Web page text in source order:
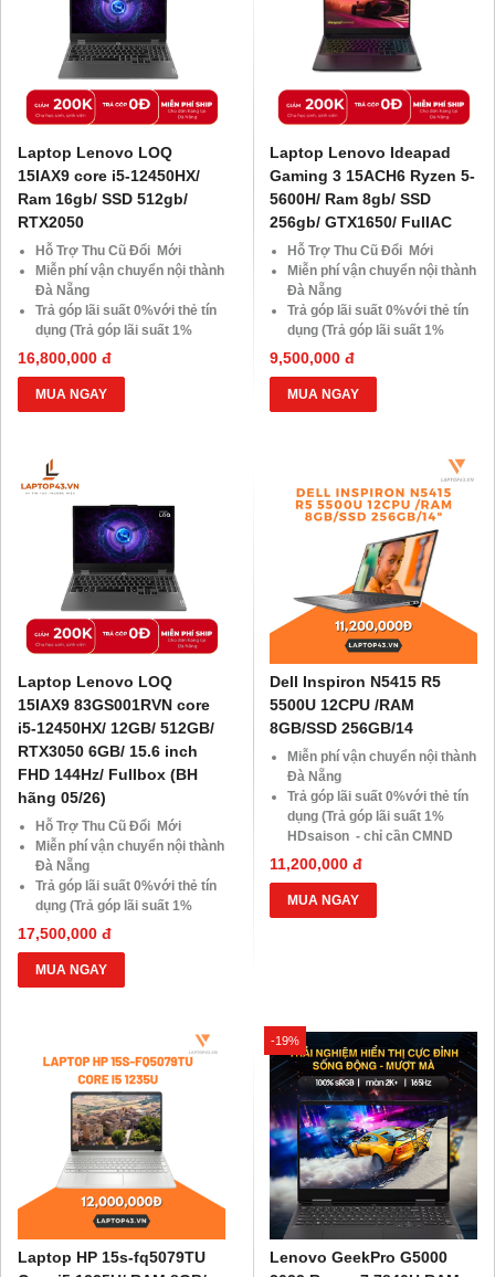
Laptop Lenovo LOQ
15IAX9 core i5-12450HX/
Ram 16gb/ SSD 512gb/
RTX2050
Hỗ Trợ Thu Cũ Đổi Mới
Miễn phí vận chuyển nội thành
Đà Nẵng
Trả góp lãi suất 0%với thẻ tín
dụng (Trả góp lãi suất 1%
HDsaison - chỉ cần CMND
BLX hoặc hộ khẩu gốc )
Giảm 20%khi nâng cấp Ram-
SSD
10.000 Voucher Giảm
Giá 500.000đ
16,800,000 đ
MUA NGAY
Laptop Lenovo Ideapad
Gaming 3 15ACH6 Ryzen 5-
5600H/ Ram 8gb/ SSD
256gb/ GTX1650/ FullAC
Hỗ Trợ Thu Cũ Đổi Mới
Miễn phí vận chuyển nội thành
Đà Nẵng
Trả góp lãi suất 0%với thẻ tín
dụng (Trả góp lãi suất 1%
HDsaison - chỉ cần CMND
BLX hoặc hộ khẩu gốc )
Giảm 20%khi nâng cấp Ram-
SSD
Giá 500.000đ
9,500,000 đ
MUA NGAY
Laptop Lenovo LOQ
15IAX9 83GS001RVN core
i5-12450HX/ 12GB/ 512GB/
RTX3050 6GB/ 15.6 inch
FHD 144Hz/ Fullbox (BH
hãng 05/26)
Hỗ Trợ Thu Cũ Đổi Mới
Miễn phí vận chuyển nội thành
Đà Nẵng
Trả góp lãi suất 0%với thẻ tín
dụng (Trả góp lãi suất 1%
HDsaison - chỉ cần CMND
BLX hoặc hộ khẩu gốc )
Giảm 20%khi nâng cấp Ram-
SSD
Giá 500.000đ
17,500,000 đ
MUA NGAY
Dell Inspiron N5415 R5
5500U 12CPU /RAM
8GB/SSD 256GB/14
Miễn phí vận chuyển nội thành
Đà Nẵng
Trả góp lãi suất 0%với thẻ tín
dụng (Trả góp lãi suất 1%
HDsaison - chỉ cần CMND
BLX hoặc hộ khẩu gốc )
Giảm 20%khi nâng cấp Ram-
SSD
Giảm giá trực tiếp đối với
11,200,000 đ
MUA NGAY
Laptop HP 15s-fq5079TU
-19%
Lenovo GeekPro G5000